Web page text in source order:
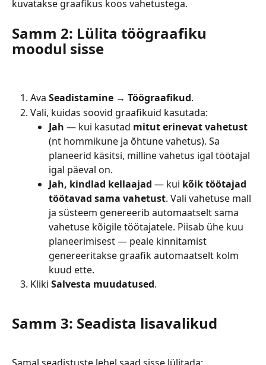
kuvatakse graafikus koos vahetustega.
Samm 2: Lülita töögraafiku
moodul sisse
Ava Seadistamine → Töögraafikud.
Vali, kuidas soovid graafikuid kasutada:
Jah — kui kasutad mitut erinevat vahetust
(nt hommikune ja õhtune vahetus). Sa
planeerid käsitsi, milline vahetus igal töötajal
igal päeval on.
Jah, kindlad kellaajad — kui kõik töötajad
töötavad sama vahetust. Vali vahetuse mall
ja süsteem genereerib automaatselt sama
vahetuse kõigile töötajatele. Piisab ühe kuu
planeerimisest — peale kinnitamist
genereeritakse graafik automaatselt kolm
kuud ette.
Kliki Salvesta muudatused.
Samm 3: Seadista lisavalikud